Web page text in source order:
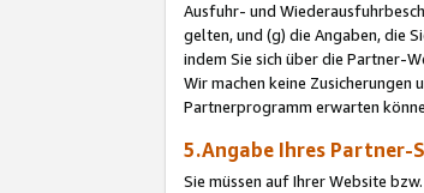
Ausfuhr- und
gelten, und (g) die Angaben, die
indem Sie sich über die Partner-
Wir machen keine Zusicherungen
Partnerprogramm erwarten
5.Angabe Ihres Partner-
Sie müssen auf Ihrer Website